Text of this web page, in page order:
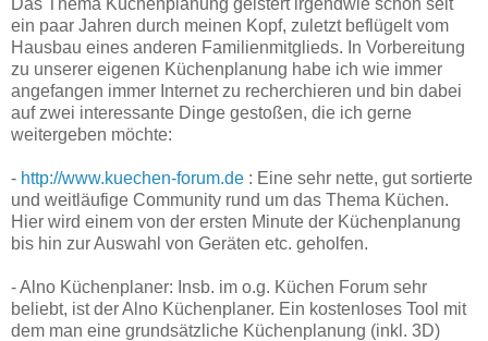
ein paar Jahren durch meinen Kopf, zuletzt beflügelt vom
Hausbau eines anderen Familienmitglieds. In Vorbereitung
zu unserer eigenen Küchenplanung habe ich wie immer
angefangen immer Internet zu recherchieren und bin dabei
auf zwei interessante Dinge gestoßen, die ich gerne
weitergeben möchte:
- http://www.kuechen-forum.de : Eine sehr nette, gut sortierte
und weitläufige Community rund um das Thema Küchen.
Hier wird einem von der ersten Minute der Küchenplanung
bis hin zur Auswahl von Geräten etc. geholfen.
- Alno Küchenplaner: Insb. im o.g. Küchen Forum sehr
beliebt, ist der Alno Küchenplaner. Ein kostenloses Tool mit
dem man eine grundsätzliche Küchenplanung (inkl. 3D)